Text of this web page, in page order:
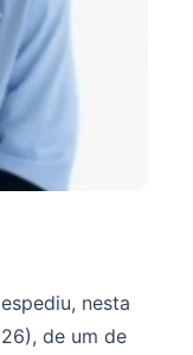
nesta
de um de